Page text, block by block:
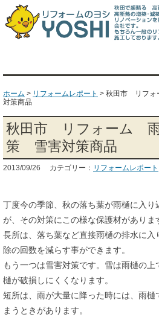
ホーム > リフォームレポート > 秋田市 リフォ
対策商品
秋田市 リフォーム 雨
策 雪害対策商品
2013/09/26 カテゴリー： リフォームレポート
丁度今の季節、秋の落ち葉が雨樋に入
が、その対策にこの様な保護材がありま
長所は、落ち葉など直接雨樋の排水に
除の回数を減らす事ができます。
もう一つは雪害対策です。雪は雨樋の
樋が破損しにくくなります。
短所は、雨が大量に降った時には、雨樋
まうときがあります。